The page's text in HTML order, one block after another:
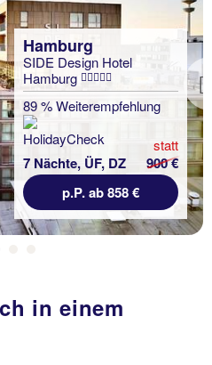
Hamburg
SIDE Design Hotel
Hamburg
89 % Weiterempfehlung
7 Nächte, ÜF, DZ
statt
900 €
p.P. ab 858 €
in einem